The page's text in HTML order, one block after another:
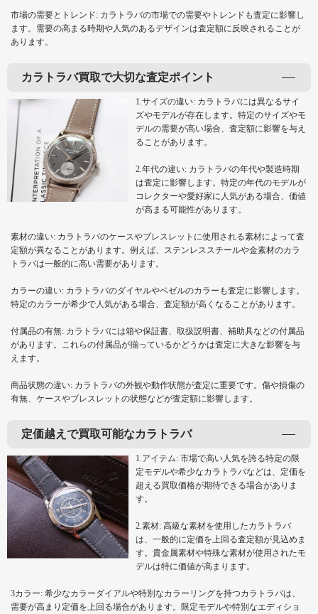
市場の需要とトレンド: カラトラバの市場での需要やトレンドも査定に影響し
ます。需要の高まる時期や人気のあるデザインは査定額に反映されることが
あります。
カラトラバ買取で大切な査定ポイント
1.サイズの違い: カラトラバには異なるサイ
ズやモデルが存在します。特定のサイズやモ
デルの需要が高い場合、査定額に影響を与え
ることがあります。
2.年代の違い: カラトラバの年代や製造時期
は査定に影響します。特定の年代のモデルが
コレクターや愛好家に人気がある場合、価値
が高まる可能性があります。
素材の違い: カラトラバのケースやブレスレットに使用される素材によって査
定額が異なることがあります。例えば、ステンレススチールや金素材のカラ
トラバは一般的に高い需要があります。
カラーの違い: カラトラバのダイヤルやベゼルのカラーも査定に影響します。
特定のカラーが希少で人気がある場合、査定額が高くなることがあります。
付属品の有無: カラトラバには箱や保証書、取扱説明書、補助具などの付属品
があります。これらの付属品が揃っているかどうかは査定に大きな影響を与
えます。
商品状態の違い: カラトラバの外観や動作状態が査定に重要です。傷や損傷の
有無、ケースやブレスレットの状態などが査定額に影響します。
定価越えで買取可能なカラトラバ
1.アイテム: 市場で高い人気を誇る特定の限
定モデルや希少なカラトラバなどは、定価を
超える買取価格が期待できる場合がありま
す。
2.素材: 高級な素材を使用したカラトラバ
は、一般的に定価を上回る査定額が見込めま
す。貴金属素材や特殊な素材が使用されたモ
デルは特に価値が高まります。
3カラー: 希少なカラーダイアルや特別なカラーリングを持つカラトラバは、
需要が高まり定価を上回る場合があります。限定モデルや特別なエディショ